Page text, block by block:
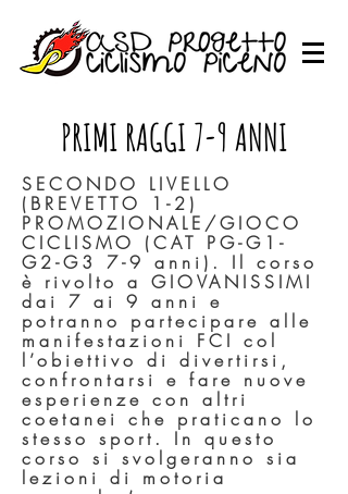
PRIMI RAGGI 7-9 ANNI
SECONDO LIVELLO
(BREVETTO 1-2)
PROMOZIONALE/GIOCO
CICLISMO (CAT PG-G1-
G2-G3 7-9 anni). Il corso
è rivolto a GIOVANISSIMI
dai 7 ai 9 anni e
potranno partecipare alle
manifestazioni FCI col
l’obiettivo di divertirsi,
confrontarsi e fare nuove
esperienze con altri
coetanei che praticano lo
stesso sport. In questo
corso si svolgeranno sia
lezioni di motoria